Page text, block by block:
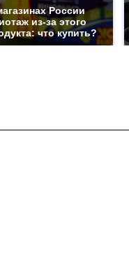
России
из-за этого
что купить?